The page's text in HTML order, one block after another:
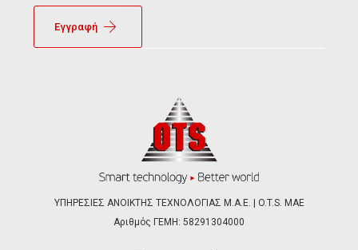
Εγγραφή
ΥΠΗΡΕΣΙΕΣ ΑΝΟΙΚΤΗΣ ΤΕΧΝΟΛΟΓΙΑΣ Μ.Α.Ε. | O.T.S. ΜΑΕ
Αριθμός ΓΕΜΗ: 58291304000